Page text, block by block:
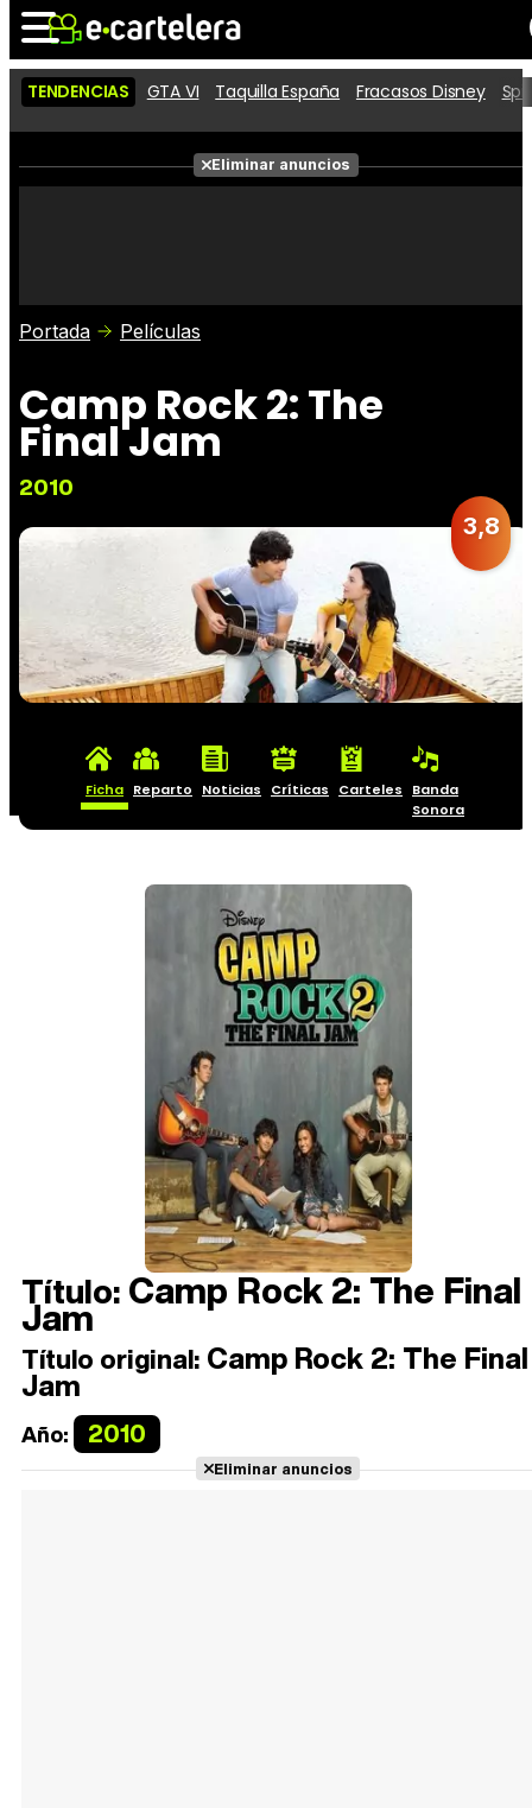
Noticias Cartelera
Películas
Críticas
TENDENCIAS GTA VI Taquilla España Fracasos Disney
Eliminar anuncios
Portada Películas
Camp Rock 2: The
Final Jam
2010
3,8
Ficha Reparto Noticias Críticas Carteles
Banda
Sonora
Título:Camp Rock 2: The Final
Jam
Título original: Camp Rock 2: The Final
Jam
Año: 2010
Eliminar anuncios